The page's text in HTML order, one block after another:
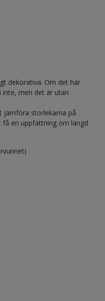
dekorativa. Om det här
inte, men det är utan
jämföra storlekarna på
en uppfattning om längd